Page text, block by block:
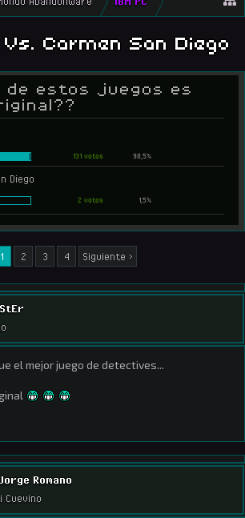
Carmen San Diego
de estos juegos es
131 votos 98,5%
Diego
2 votos 1,5%
1 2 3 4 Siguiente >
el mejor juego de detectives...
Romano
Cuevino